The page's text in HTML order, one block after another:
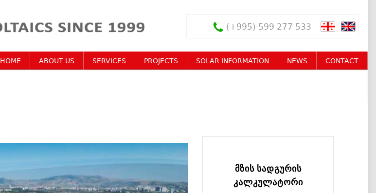
(+995) 599 277 533
HOME ABOUT US SERVICES PROJECTS SOLAR INFORMATION NEWS CONTACT
მზის სადგურის
კალკულატორი